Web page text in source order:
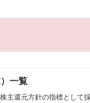
一覧
主還元方針の指標として